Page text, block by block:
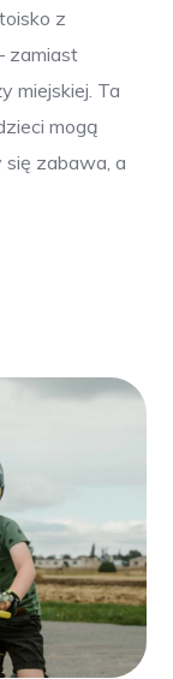
z
zamiast
miejskiej. Ta
mogą
się zabawa, a